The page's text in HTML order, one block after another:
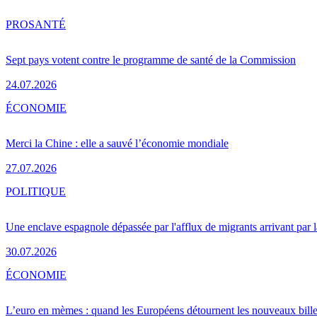
Sept pays votent contre le programme de santé de la Commission
24.07.2026
PROSANTÉ
Merci la Chine : elle a sauvé l’économie mondiale
27.07.2026
ÉCONOMIE
Une enclave espagnole dépassée par l'afflux de migrants arrivant par
30.07.2026
POLITIQUE
L’euro en mèmes : quand les Européens détournent les nouveaux
ÉCONOMIE